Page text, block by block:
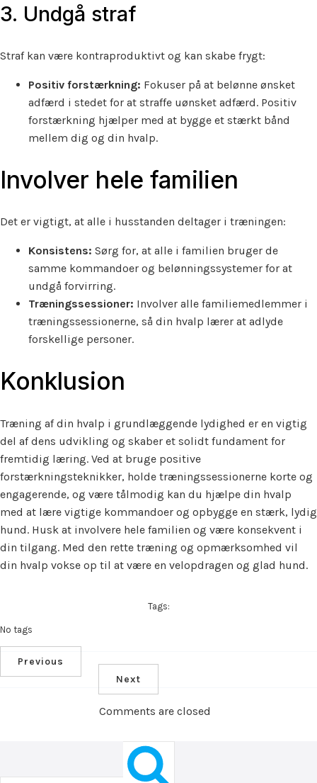
3. Undgå straf
Straf kan være kontraproduktivt og kan skabe frygt:
Positiv forstærkning: Fokuser på at belønne ønsket
adfærd i stedet for at straffe uønsket adfærd. Positiv
forstærkning hjælper med at bygge et stærkt bånd
mellem dig og din hvalp.
Involver hele familien
Det er vigtigt, at alle i husstanden deltager i træningen:
Konsistens: Sørg for, at alle i familien bruger de
samme kommandoer og belønningssystemer for at
undgå forvirring.
Træningssessioner: Involver alle familiemedlemmer i
træningssessionerne, så din hvalp lærer at adlyde
forskellige personer.
Konklusion
Træning af din hvalp i grundlæggende lydighed er en vigtig
del af dens udvikling og skaber et solidt fundament for
fremtidig læring. Ved at bruge positive
forstærkningsteknikker, holde træningssessionerne korte og
engagerende, og være tålmodig kan du hjælpe din hvalp
med at lære vigtige kommandoer og opbygge en stærk, lydig
hund. Husk at involvere hele familien og være konsekvent i
din tilgang. Med den rette træning og opmærksomhed vil
din hvalp vokse op til at være en velopdragen og glad hund.
Tags:
No tags
Previous
Next
Comments are closed